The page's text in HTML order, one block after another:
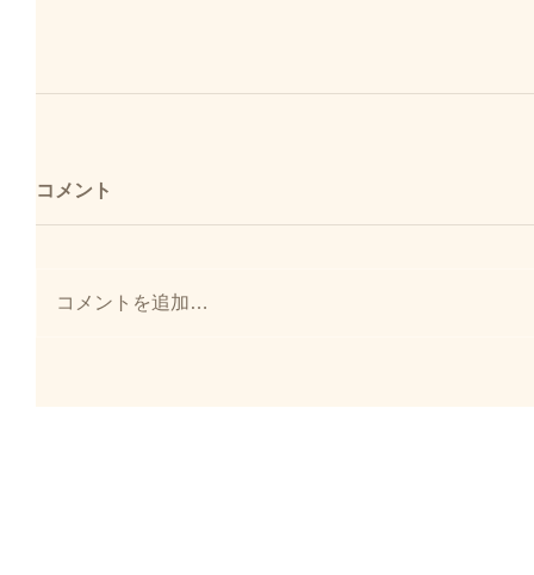
コメント
コメントを追加…